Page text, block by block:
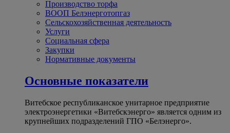
Производство торфа
ВООП Белэнерготопгаз
Сельскохозяйственная деятельность
Услуги
Социальная сфера
Закупки
Нормативные документы
Основные показатели
Витебское республиканское унитарное предприятие
электроэнергетики «Витебскэнерго» является одним из
крупнейших подразделений ГПО «Белэнерго».